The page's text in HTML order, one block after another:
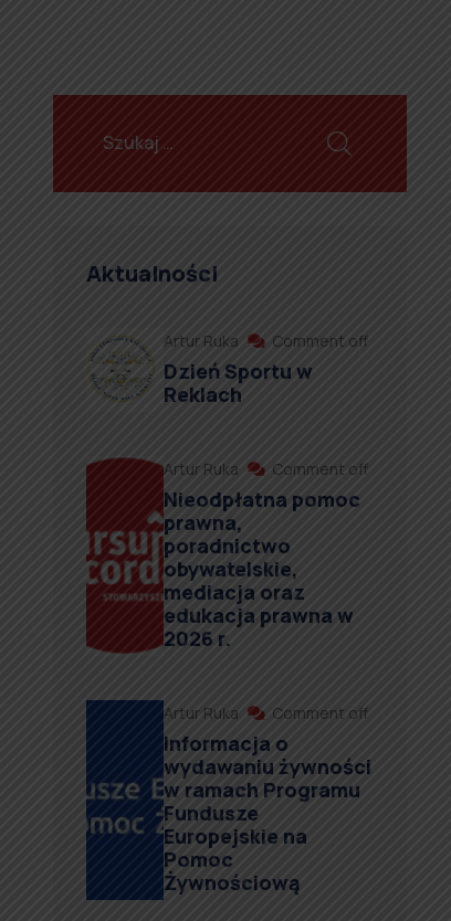
Aktualności
Artur Ruka Comment off
Dzień Sportu w
Reklach
Artur Ruka Comment off
Nieodpłatna pomoc
prawna,
poradnictwo
obywatelskie,
mediacja oraz
edukacja prawna w
2026 r.
Artur Ruka Comment off
Informacja o
wydawaniu żywności
w ramach Programu
Fundusze
Europejskie na
Pomoc
Żywnościową